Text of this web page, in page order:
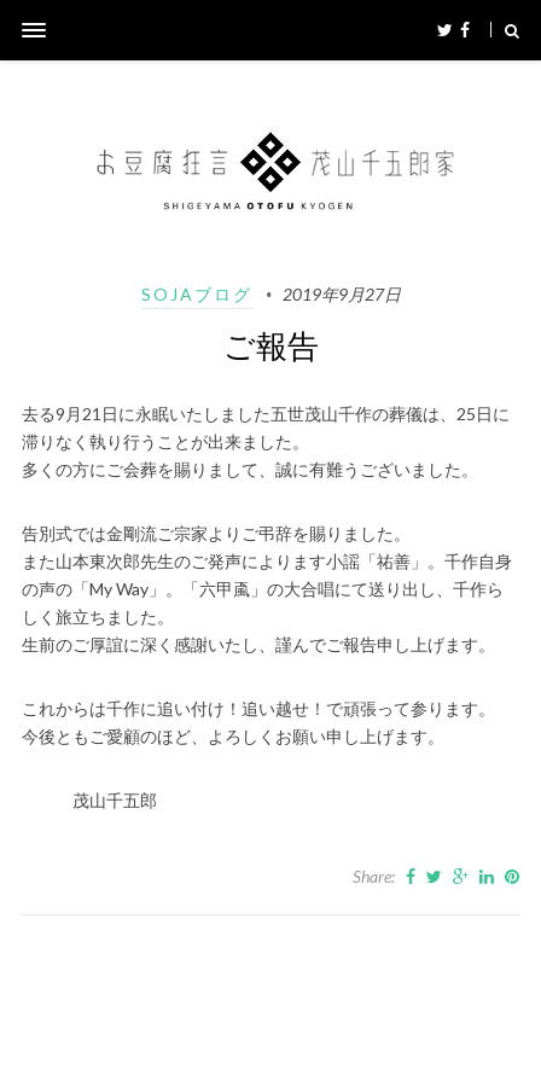
SOJAブログ 2019年9月27日
ご報告
去る9月21日に永眠いたしました五世茂山千作の葬儀は、25日に
滞りなく執り行うことが出来ました。
多くの方にご会葬を賜りまして、誠に有難うございました。
告別式では金剛流ご宗家よりご弔辞を賜りました。
また山本東次郎先生のご発声によります小謡「祐善」。千作自身
の声の「My Way」。「六甲颪」の大合唱にて送り出し、千作ら
しく旅立ちました。
生前のご厚誼に深く感謝いたし、謹んでご報告申し上げます。
これからは千作に追い付け！追い越せ！で頑張って参ります。
今後ともご愛顧のほど、よろしくお願い申し上げます。
茂山千五郎
Share: